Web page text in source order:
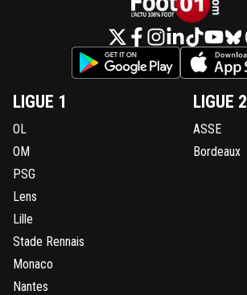
LIGUE 1
OL
OM
PSG
Lens
Lille
Stade Rennais
Monaco
Nantes
LIGUE 2
ASSE
Bordeaux